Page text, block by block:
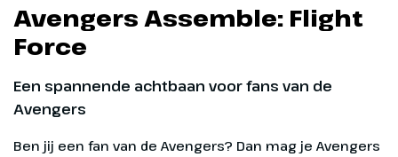
Avengers Assemble: Flight
Force
Een spannende achtbaan voor fans van de
Avengers
Ben jij een fan van de Avengers? Dan mag je Avengers